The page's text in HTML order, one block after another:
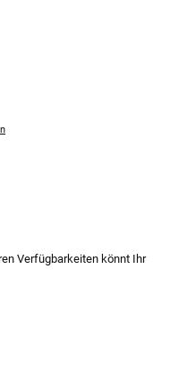
verfügbar.)
nicht verfügbar.)
ist zurzeit nicht verfügbar.)
Verfügbarkeiten könnt Ihr